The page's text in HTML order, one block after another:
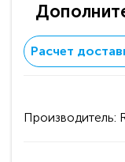
Расчет
Производитель: